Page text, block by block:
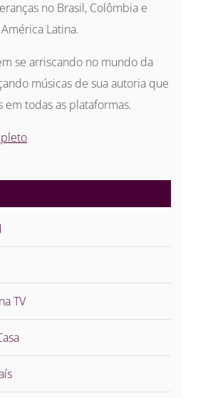
no Brasil, Colômbia e
Latina.
se arriscando no mundo da
músicas de sua autoria que
em todas as plataformas.
TV